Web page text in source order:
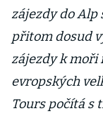
zájezdy do Alp
přitom dosud
zájezdy k moři
evropských
Tours počítá s